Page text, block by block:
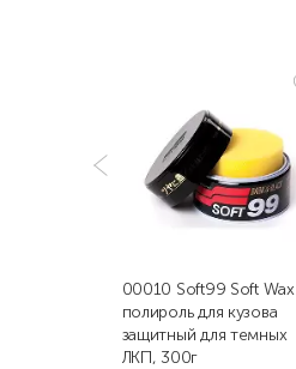
00010 Soft99 Soft Wax
полироль для кузова
защитный для темных
ЛКП, 300г